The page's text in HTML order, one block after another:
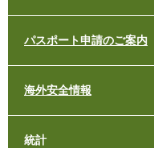
パスポート申請のご案内
海外安全情報
統計